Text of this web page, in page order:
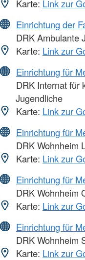
Karte: Link zur
Einrichtung der
DRK Ambulante
Karte: Link zur
Einrichtung für
DRK Internat für
Jugendliche
Karte: Link zur
Einrichtung für
DRK Wohnheim
Karte: Link zur
Einrichtung für
DRK Wohnheim
Karte: Link zur
Einrichtung für
DRK Wohnheim
Karte: Link zur